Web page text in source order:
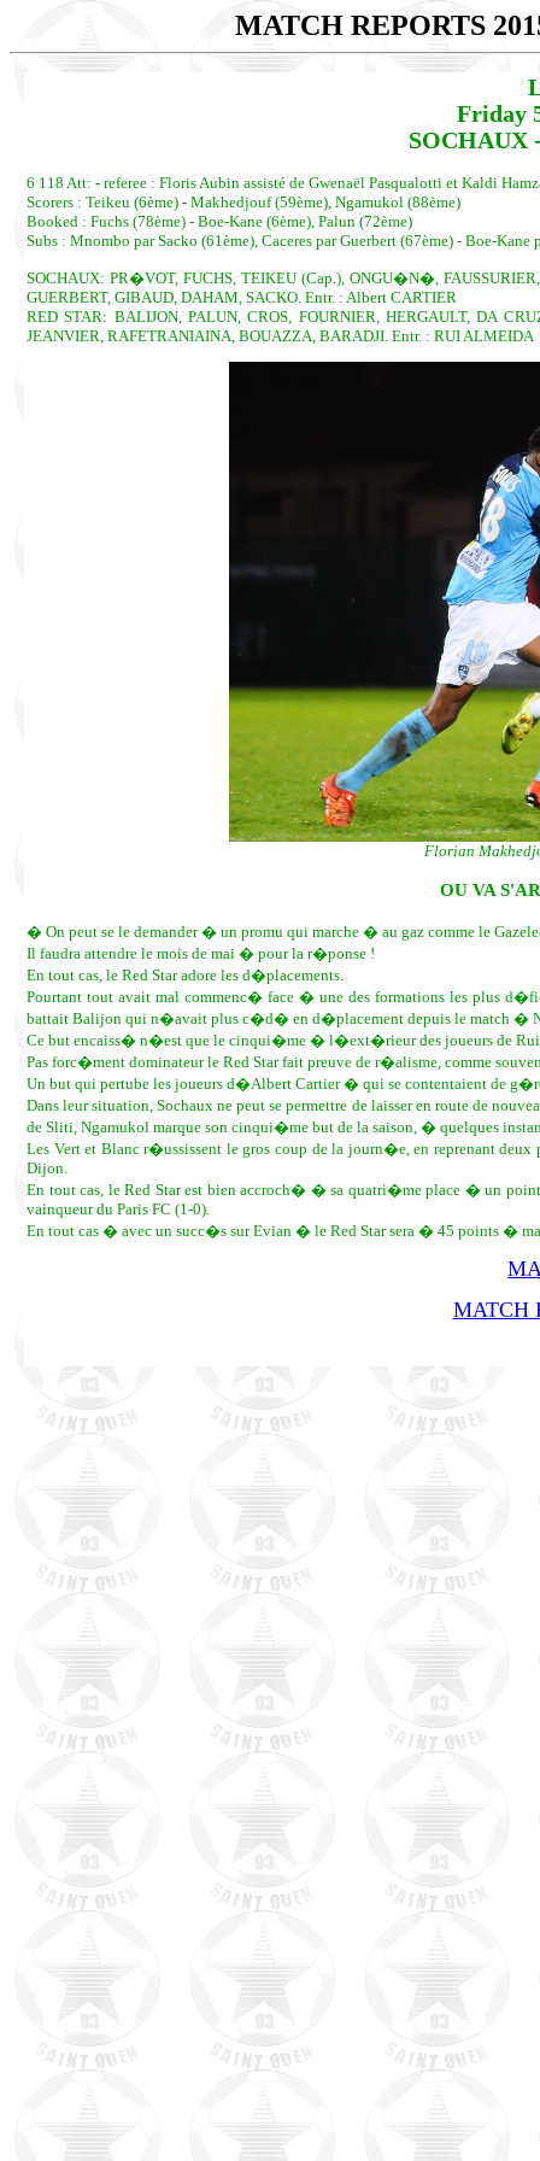
MATCH REPORTS
Friday
SOCHAUX
6 118 Att: - referee : Floris Aubin assisté de Gwenaël Pasqualotti et Kaldi
Scorers : Teikeu (6ème) - Makhedjouf (59ème), Ngamukol (88ème)
Booked : Fuchs (78ème) - Boe-Kane (6ème), Palun (72ème)
Subs : Mnombo par Sacko (61ème), Caceres par Guerbert (67ème) - Boe-
SOCHAUX: PR�VOT, FUCHS, TEIKEU (Cap.), ONGU�N�,
GUERBERT, GIBAUD, DAHAM, SACKO. Entr. : Albert CARTIER
RED STAR: BALIJON, PALUN, CROS, FOURNIER, HERGAULT, DA
JEANVIER, RAFETRANIAINA, BOUAZZA, BARADJI. Entr. : RUI ALMEIDA
Florian
OU VA
� On peut se le demander � un promu qui marche � au gaz comme le
Il faudra attendre le mois de mai � pour la r�ponse !
En tout cas, le Red Star adore les d�placements.
Pourtant tout avait mal commenc� face � une des formations les plus
battait Balijon qui n�avait plus c�d� en d�placement depuis le match �
Ce but encaiss� n�est que le cinqui�me � l�ext�rieur des joueurs de Rui
Pas forc�ment dominateur le Red Star fait preuve de r�alisme, comme
Un but qui pertube les joueurs d�Albert Cartier � qui se contentaient de
Dans leur situation, Sochaux ne peut se permettre de laisser en route de
de Sliti, Ngamukol marque son cinqui�me but de la saison, � quelques
Les Vert et Blanc r�ussissent le gros coup de la journ�e, en reprenant
Dijon.
En tout cas, le Red Star est bien accroch� � sa quatri�me place � un point
vainqueur du Paris FC (1-0).
En tout cas � avec un succ�s sur Evian � le Red Star sera � 45 points �
MATCH